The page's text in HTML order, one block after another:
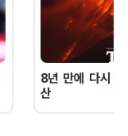
8년 만에 다시
산